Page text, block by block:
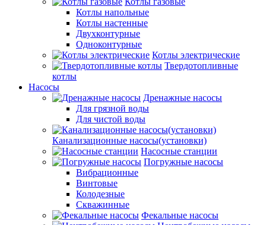
Котлы напольные
Котлы настенные
Двухконтурные
Одноконтурные
Котлы электрические
Твердотопливные
котлы
Насосы
Дренажные насосы
Для грязной воды
Для чистой воды
Канализационные насосы(установки)
Насосные станции
Погружные насосы
Вибрационные
Винтовые
Колодезные
Скважинные
Фекальные насосы